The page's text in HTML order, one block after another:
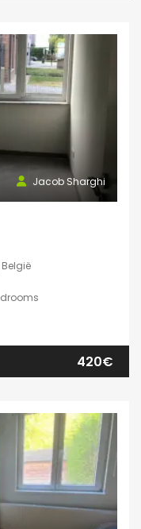
Jacob Sharghi
420€